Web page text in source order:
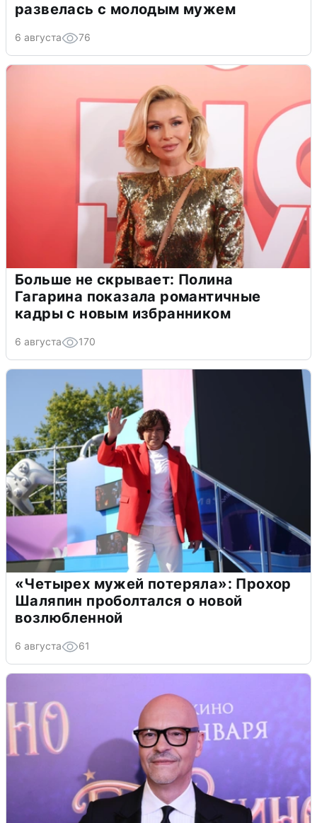
развелась с молодым мужем
6 августа 76
Больше не скрывает: Полина
Гагарина показала романтичные
кадры с новым избранником
6 августа 170
«Четырех мужей потеряла»: Прохор
Шаляпин проболтался о новой
возлюбленной
6 августа 61